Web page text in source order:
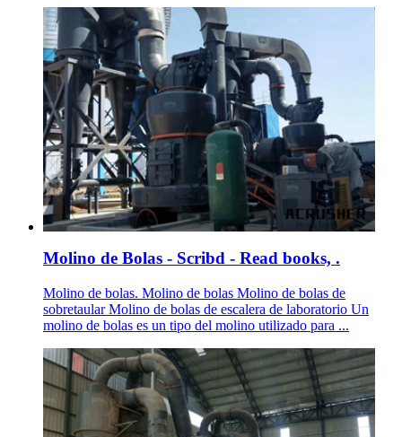
Molino de Bolas - Scribd - Read books, .
Molino de bolas. Molino de bolas Molino de bolas de
sobretaular Molino de bolas de escalera de laboratorio Un
molino de bolas es un tipo del molino utilizado para ...